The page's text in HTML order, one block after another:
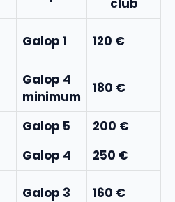
club
Galop 1 120 €
Galop 4
minimum
180 €
Galop 5
200 €
Galop 4
250 €
Galop 3 160 €